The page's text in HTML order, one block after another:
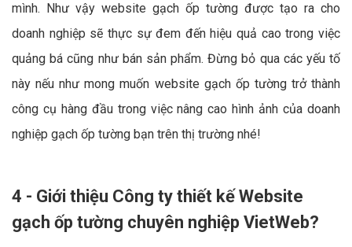
mình. Như vậy website gạch ốp tường được tạo ra cho
doanh nghiệp sẽ thực sự đem đến hiệu quả cao trong việc
quảng bá cũng như bán sản phẩm. Đừng bỏ qua các yếu tố
này nếu như mong muốn website gạch ốp tường trở thành
công cụ hàng đầu trong việc nâng cao hình ảnh của doanh
nghiệp gạch ốp tường bạn trên thị trường nhé!
4 - Giới thiệu Công ty thiết kế Website
gạch ốp tường chuyên nghiệp VietWeb?